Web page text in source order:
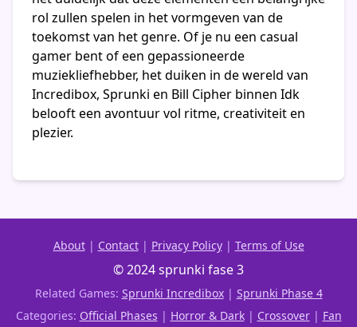
rol zullen spelen in het vormgeven van de
toekomst van het genre. Of je nu een casual
gamer bent of een gepassioneerde
muziekliefhebber, het duiken in de wereld van
Incredibox, Sprunki en Bill Cipher binnen Idk
belooft een avontuur vol ritme, creativiteit en
plezier.
About| Contact| Privacy Policy| Terms of Use
© 2024 sprunki fase 3
Related Games: Sprunki Incredibox| Sprunki Phase 4
Categories: Official Phases | Horror & Dark| Crossover| Fan